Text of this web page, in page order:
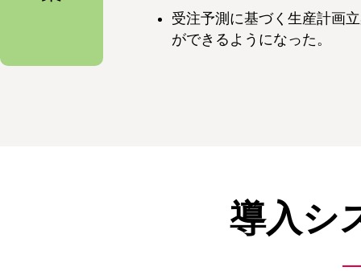
受注予測に基づく生産計画
ができるようになった。
導入シ